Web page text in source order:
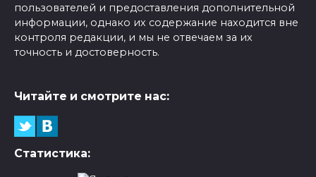
пользователей и предоставления дополнительной
информации, однако их содержание находится вне
контроля редакции, и мы не отвечаем за их
точность и достоверность.
Читайте и смотрите нас:
Статистика: